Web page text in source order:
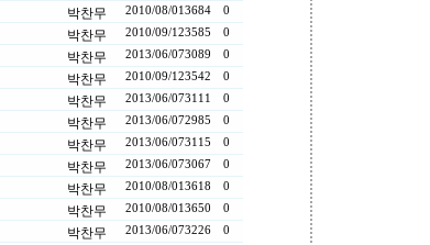
박찬무 2010/08/01 3684
0
박찬무 2010/09/123585
0
박찬무 2013/06/073089
0
박찬무 2010/09/123542
0
박찬무 2013/06/073111
0
박찬무 2013/06/072985
0
박찬무 2013/06/073115
0
박찬무 2013/06/073067 0
박찬무 2010/08/01 3618
0
박찬무 2010/08/01 3650
0
박찬무 2013/06/073226
0